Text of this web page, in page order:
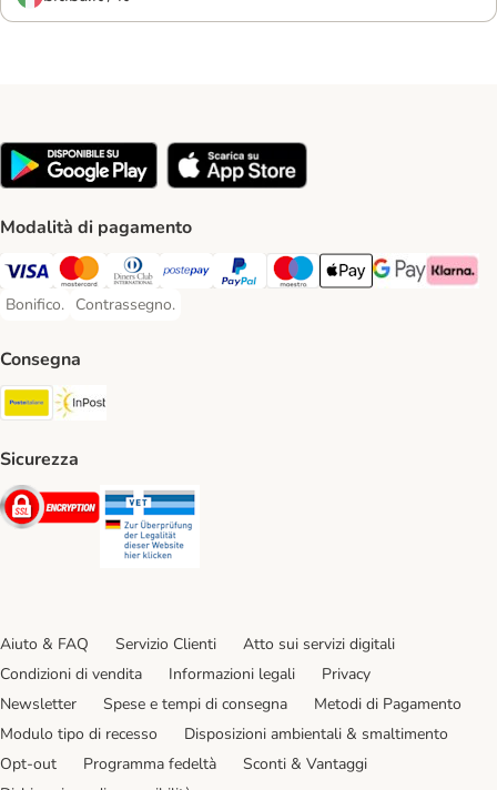
Modalità di pagamento
Visa. Payment Method
Mastercard. Payment Method
Diners Club. Payment Method
Postepay. Payment Method
PayPal. Payment Method
Maestro. Payment Method
Apple pay. Payment
Google Pay
Klarna
Bonifico.
Bonifico. Payment Method
Contrassegno.
Contrassegno. Payment Method
Consegna
Poste Italiane. Shipping Method
Sicurezza
Security
Aiuto & FAQ Servizio Clienti
Atto sui servizi digitali
Condizioni di vendita
Informazioni legali
Privacy
Newsletter
Spese e tempi di consegna
Metodi di Pagamento
Modulo tipo di recesso
Disposizioni ambientali & smaltimento
Opt-out
Programma fedeltà
Sconti & Vantaggi